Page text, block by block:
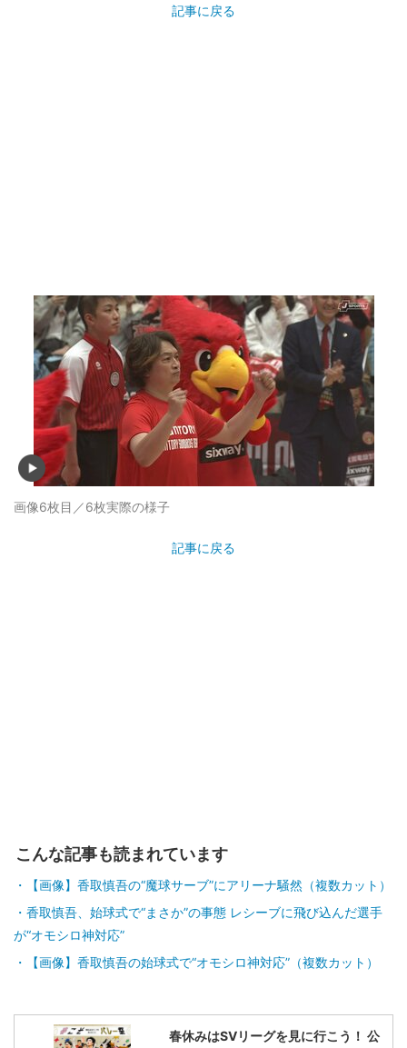
記事に戻る
画像6枚目／6枚実際の様子
記事に戻る
こんな記事も読まれています
【画像】香取慎吾の“魔球サーブ”にアリーナ騒然（複数カット）
香取慎吾、始球式で“まさか”の事態 レシーブに飛び込んだ選手
が“オモシロ神対応”
【画像】香取慎吾の始球式で“オモシロ神対応”（複数カット）
春休みはSVリーグを見に行こう！ 公